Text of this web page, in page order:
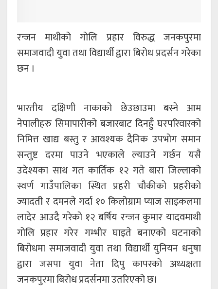
रन्जन माथीको गोलि प्रहार विरुद्ध जनकपुरमा
समाजवादी युवा तथा विद्यार्थी द्वारा बिरोध प्रदर्सन गरेका
छन ।
भारतीय दक्षिणी नाकाको छेउछाउमा बस्ने आम
नेपालीहरु सिमापारीको बजारबाट दिनहुँ घरपरिवारको
निमित्त खाद्य बस्तु र आवश्यक दैनिक उपभोग समान
सन्तुष्ट दरमा पाउने भएकाले ल्याउने गर्छन यसै
उदेश्यका साथ गत कार्तिक १२ गते बारा जिल्लाको
स्वर्ण गाउँपालिका स्थित प्रहरी चौकीको प्रहरीको
ज्यादती र दमनले गर्दा १० किलोग्राम प्याज साइकलमा
लादेर आउदै गरेको १२ बर्षिय रन्जन कुमार यादवमाथी
गोलि प्रहार गरेर गम्भीर घाइते बनाएको घटनाको
बिरोधमा समाजवादी युवा तथा विद्यार्थी युनियन धनुषा
द्वारा जसपा युवा नेता दिपु कापरको अध्यक्षता
जनकपुरमा बिरोध प्रदर्सनमा उतरिएको छ।